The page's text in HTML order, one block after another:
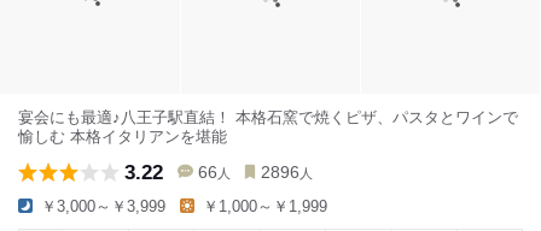
宴会にも最適♪八王子駅直結！ 本格石窯で焼くピザ、パスタとワインで
愉しむ 本格イタリアンを堪能
3.22 66 人 2896 人
￥3,000～￥3,999 ￥1,000～￥1,999